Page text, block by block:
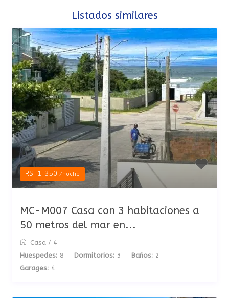
Listados similares
R$ 1,350/noche
MC-M007 Casa con 3 habitaciones a
50 metros del mar en...
Casa / 4
Huespedes: 8 Dormitorios: 3 Baños: 2
Garages: 4